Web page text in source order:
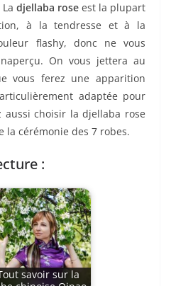
djellaba rose est la plupart
à la tendresse et à la
flashy, donc ne vous
On vous jettera au
vous ferez une apparition
adaptée pour
aussi choisir la djellaba rose
la cérémonie des 7 robes.
:
savoir sur la